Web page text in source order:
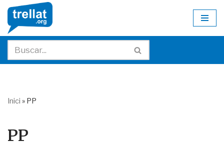
Skip
to
content
Inici » PP
PP